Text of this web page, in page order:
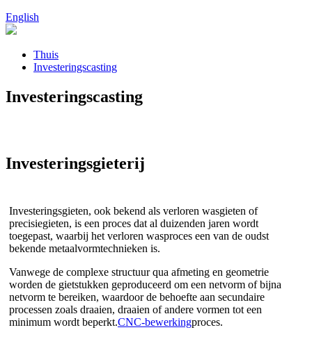
English
Thuis
Investeringscasting
Investeringscasting
Investeringsgieterij
Investeringsgieten, ook bekend als verloren wasgieten of
precisiegieten, is een proces dat al duizenden jaren wordt
toegepast, waarbij het verloren wasproces een van de oudst
bekende metaalvormtechnieken is.
Vanwege de complexe structuur qua afmeting en geometrie
worden de gietstukken geproduceerd om een ​​netvorm of bijna
netvorm te bereiken, waardoor de behoefte aan secundaire
processen zoals draaien, draaien of andere vormen tot een
minimum wordt beperkt.CNC-bewerkingproces.